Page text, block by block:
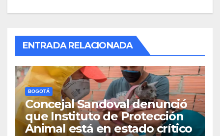
ENTRADA RELACIONADA
BOGOTÁ
Concejal Sandoval denunció
que Instituto de Protección
Animal está en estado crítico